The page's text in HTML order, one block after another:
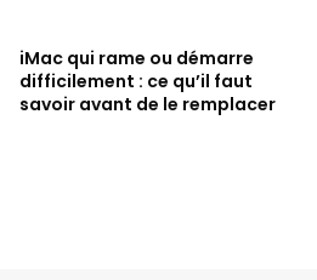
iMac qui rame ou démarre
difficilement : ce qu’il faut
savoir avant de le remplacer